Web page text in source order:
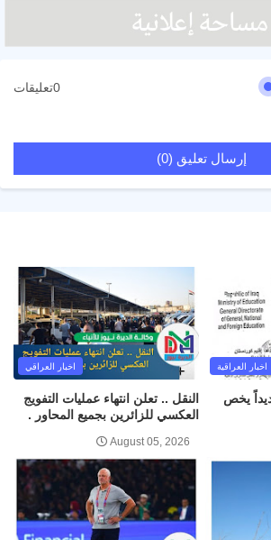
0تعليقات
إرسال تعليق (0)
اخبار العراقية
يخص
اخبار العراقي
النقل .. تعلن انتهاء عمليات التفويج
العكسي للزائرين بجميع المحاور .
August 05, 2026